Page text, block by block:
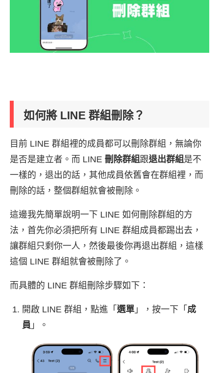
如何將 LINE 群組刪除？
目前 LINE 群組裡的成員都可以刪除群組，無論你
是否是建立者。而 LINE 刪除群組跟退出群組是不
一樣的，退出的話，其他成員依舊會在群組裡，而
刪除的話，整個群組就會被刪除。
這邊我先簡單說明一下 LINE 如何刪除群組的方
法，首先你必須把所有 LINE 群組成員都踢出去，
讓群組只剩你一人，然後最後你再退出群組，這樣
這個 LINE 群組就會被刪除了。
而具體的 LINE 群組刪除步驟如下：
開啟 LINE 群組，點進「 選單 」，按一下「 成
員 」。